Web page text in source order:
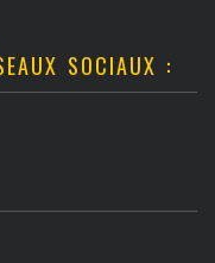
SOCIAUX :